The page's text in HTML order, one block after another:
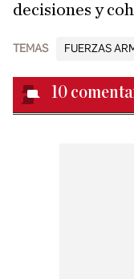
decisiones y
TEMAS FUERZAS
10